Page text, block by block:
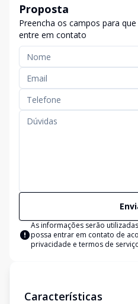
Proposta
Preencha os campos para
entre em contato
As informações serão
possa entrar em contato de
privacidade e termos de
Características